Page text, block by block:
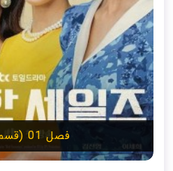
فصل 01 (قسمت 12)